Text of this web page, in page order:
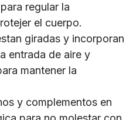
regular la
el cuerpo.
giradas y incorporan
entrada de aire y
mantener la
y complementos en